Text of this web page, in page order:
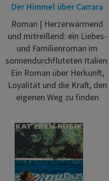
Der Himmel über Carrara
Roman | Herzerwärmend
und mitreißend: ein Liebes-
und Familienroman im
sonnendurchfluteten Italien.
Ein Roman über Herkunft,
Loyalität und die Kraft, den
eigenen Weg zu finden